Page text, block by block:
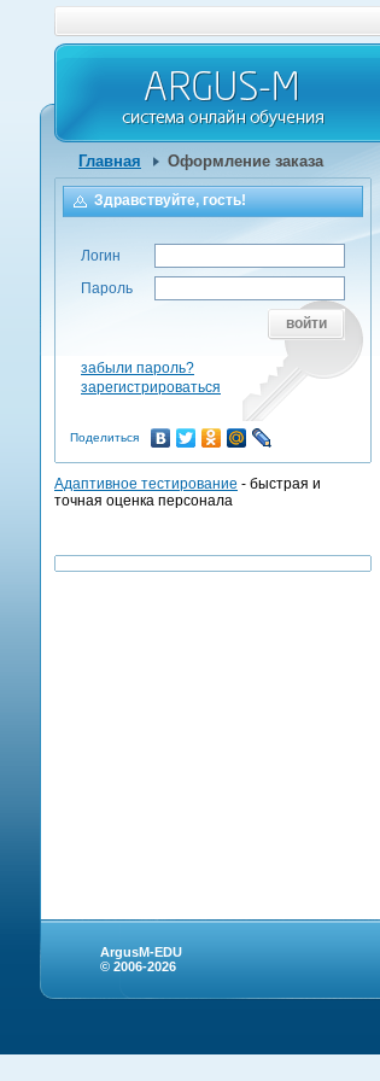
Главная Оформление заказа
Здравствуйте, гость!
Логин
Пароль
войти
забыли пароль?
зарегистрироваться
Поделиться
Адаптивное тестирование - быстрая и
точная оценка персонала
ArgusM-EDU
© 2006-2026